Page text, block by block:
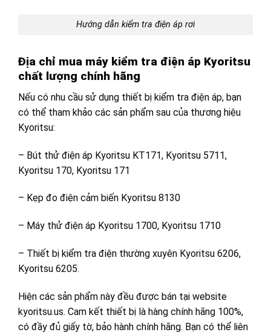
Hướng dẫn kiểm tra điện áp rơi
Địa chỉ mua máy kiểm tra điện áp Kyoritsu
chất lượng chính hãng
Nếu có nhu cầu sử dụng thiết bị kiểm tra điện áp, bạn
có thể tham khảo các sản phẩm sau của thương hiệu
Kyoritsu:
– Bút thử điện áp Kyoritsu KT171, Kyoritsu 5711,
Kyoritsu 170, Kyoritsu 171
– Kẹp đo điện cảm biến Kyoritsu 8130
– Máy thử điện áp Kyoritsu 1700, Kyoritsu 1710
– Thiết bị kiểm tra điện thường xuyên Kyoritsu 6206,
Kyoritsu 6205.
Hiện các sản phẩm này đều được bán tại website
kyoritsu.us. Cam kết thiết bị là hàng chính hãng 100%,
có đầy đủ giấy tờ, bảo hành chính hãng. Bạn có thể liên